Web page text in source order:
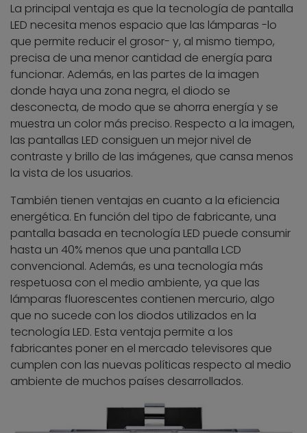
La principal ventaja es que la tecnología de pantalla
LED necesita menos espacio que las lámparas -lo
que permite reducir el grosor- y, al mismo tiempo,
precisa de una menor cantidad de energía para
funcionar. Además, en las partes de la imagen
donde haya una zona negra, el diodo se
desconecta, de modo que se ahorra energía y se
muestra un color más preciso. Respecto a la imagen,
las pantallas LED consiguen un mejor nivel de
contraste y brillo de las imágenes, que cansa menos
la vista de los usuarios.
También tienen ventajas en cuanto a la eficiencia
energética. En función del tipo de fabricante, una
pantalla basada en tecnología LED puede consumir
hasta un 40% menos que una pantalla LCD
convencional. Además, es una tecnología más
respetuosa con el medio ambiente, ya que las
lámparas fluorescentes contienen mercurio, algo
que no sucede con los diodos utilizados en la
tecnología LED. Esta ventaja permite a los
fabricantes poner en el mercado televisores que
cumplen con las nuevas políticas respecto al medio
ambiente de muchos países desarrollados.